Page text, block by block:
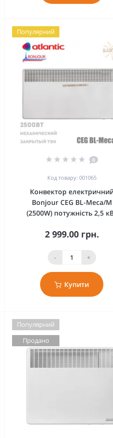
Популярний
0
Код товару: 001065
Конвектор
Bonjour CEG BL-Meca/M
(2500W) потужність 2,5
2 999.00 грн.
- +
Купити
Популярний
Продано